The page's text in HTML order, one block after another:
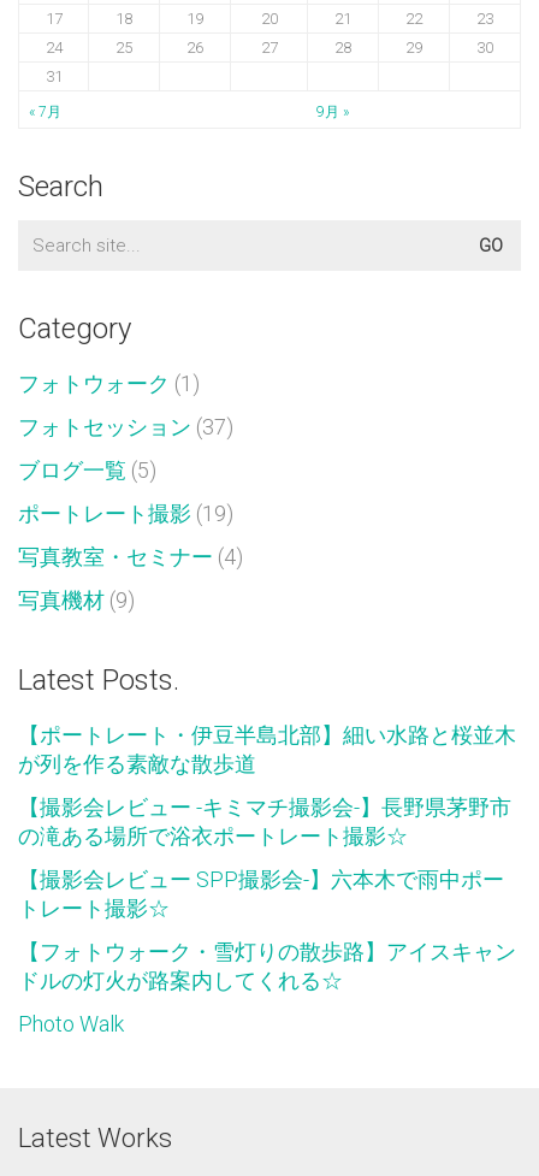
17
18 19 20 21 22
23
24
25 26 27 28 29
30
31
« 7月 9月 »
Search
Search
Category
フォトウォーク (1)
フォトセッション (37)
ブログ一覧 (5)
ポートレート撮影 (19)
写真教室・セミナー (4)
写真機材 (9)
Latest Posts.
【ポートレート・伊豆半島北部】細い水路と桜並木
が列を作る素敵な散歩道
【撮影会レビュー -キミマチ撮影会-】長野県茅野市
の滝ある場所で浴衣ポートレート撮影☆
【撮影会レビュー SPP撮影会-】六本木で雨中ポー
トレート撮影☆
【フォトウォーク・雪灯りの散歩路】アイスキャン
ドルの灯火が路案内してくれる☆
Photo Walk
Latest Works